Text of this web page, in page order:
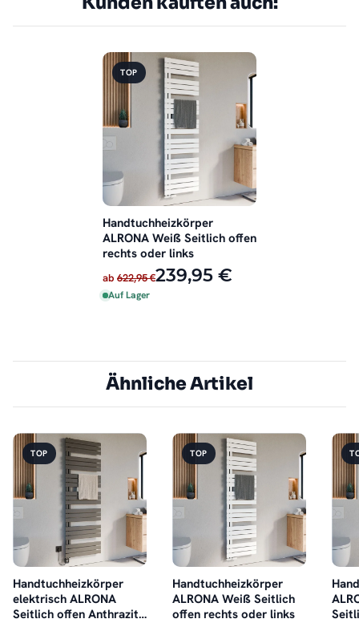
TOP
Handtuchheizkörper
ALRONA Weiß Seitlich offen
rechts oder links
ab 622,95 €239,95 €
Auf Lager
Ähnliche Artikel
TOP
Handtuchheizkörper
elektrisch ALRONA
Seitlich offen Anthrazit
TOP
Handtuchheizkörper
ALRONA Weiß Seitlich
offen rechts oder links